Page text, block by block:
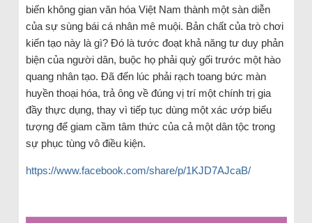
biến không gian văn hóa Việt Nam thành một sàn diễn
của sự sùng bái cá nhân mê muội. Bản chất của trò chơi
kiến tạo này là gì? Đó là tước đoạt khả năng tư duy phản
biện của người dân, buộc họ phải quỳ gối trước một hào
quang nhân tạo. Đã đến lúc phải rạch toang bức màn
huyền thoại hóa, trả ông về đúng vị trí một chính trị gia
đầy thực dụng, thay vì tiếp tục dùng một xác ướp biểu
tượng để giam cầm tâm thức của cả một dân tộc trong
sự phục tùng vô điều kiện.
https://www.facebook.com/share/p/1KJD7AJcaB/